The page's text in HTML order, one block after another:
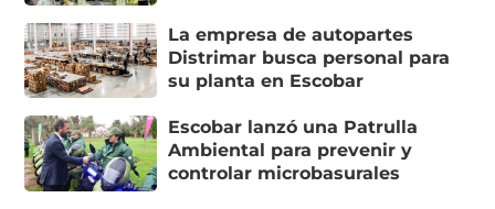
La empresa de autopartes
Distrimar busca personal para
su planta en Escobar
Escobar lanzó una Patrulla
Ambiental para prevenir y
controlar microbasurales